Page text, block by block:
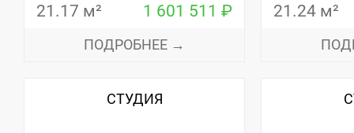
21.17 м² 1 601 511 ₽
ПОДРОБНЕЕ →
21.24 м²
СТУДИЯ